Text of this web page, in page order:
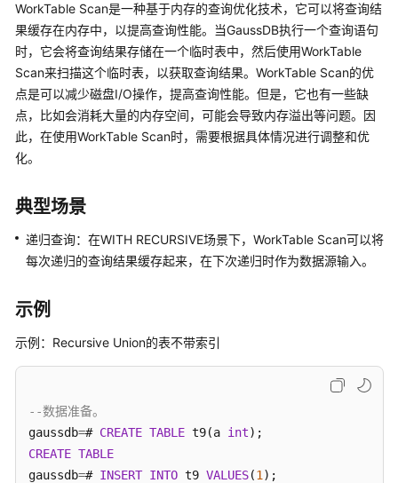
公
告
产
品
介
绍
费
说
明
入
指
南
开
WorkTable Scan是一种基于内存的查询优化技术，它可以将查询结
果缓存在内存中，以提高查询性能。当GaussDB执行一个查询语句
时，它会将查询结果存储在一个临时表中，然后使用WorkTable
Scan来扫描这个临时表，以获取查询结果。WorkTable Scan的优
点是可以减少磁盘I/O操作，提高查询性能。但是，它也有一些缺
点，比如会消耗大量的内存空间，可能会导致内存溢出等问题。因
此，在使用WorkTable Scan时，需要根据具体情况进行调整和优
化。
典型场景
递归查询：在WITH RECURSIVE场景下，WorkTable Scan可以将
每次递归的查询结果缓存起来，在下次递归时作为数据源输入。
示例
示例：Recursive Union的表不带索引
--数据准备。
gaussdb=# CREATE TABLE t9(a int
CREATE TABLE
gaussdb=# INSERT INTO t9 VALUES(1